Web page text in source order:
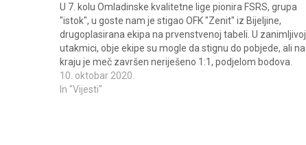
U 7. kolu Omladinske kvalitetne lige pionira FSRS, grupa
"istok", u goste nam je stigao OFK "Zenit" iz Bijeljine,
drugoplasirana ekipa na prvenstvenoj tabeli. U zanimljivoj
utakmici, obje ekipe su mogle da stignu do pobjede, ali na
kraju je meč završen neriješeno 1:1, podjelom bodova.
Gosti su stigli do prednosti…
10. oktobar 2020.
In "Vijesti"